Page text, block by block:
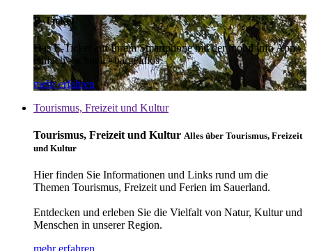
E-Ticket
Das E-Ticket auf Ihrem Smartphone mit der mobil info App -
einfach - schnell - bargeldlos
mehr erfahren
Tourismus, Freizeit und Kultur
Tourismus, Freizeit und Kultur Alles über Tourismus, Freizeit
und Kultur
Hier finden Sie Informationen und Links rund um die
Themen Tourismus, Freizeit und Ferien im Sauerland.
Entdecken und erleben Sie die Vielfalt von Natur, Kultur und
Menschen in unserer Region.